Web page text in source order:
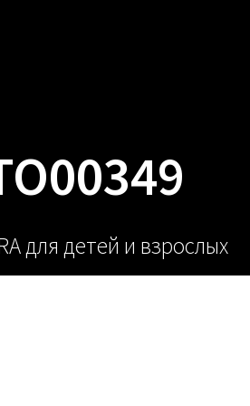
для детей и взрослых